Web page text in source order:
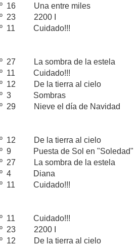
16 Una entre miles
23 2200 I
11 Cuidado!!!
27 La sombra de la estela
11 Cuidado!!!
12 De la tierra al cielo
3 Sombras
Nieve el día de Navidad
12 De la tierra al cielo
9 Puesta de Sol en "Soledad"
27 La sombra de la estela
4 Diana
11 Cuidado!!!
11 Cuidado!!!
23 2200 I
12 De la tierra al cielo